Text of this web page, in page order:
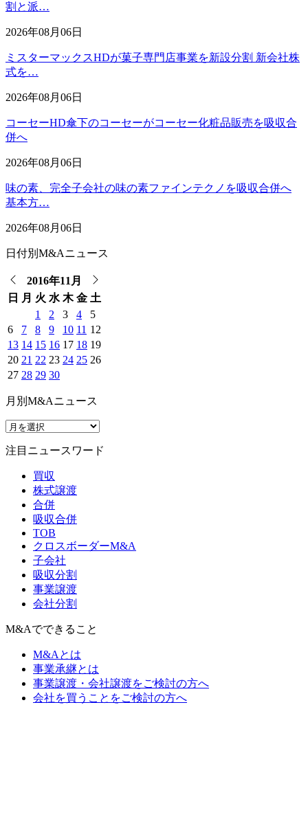
割と派…
2026年08月06日
ミスターマックスHDが菓子専門店事業を新設分割 新会社株
式を…
2026年08月06日
コーセーHD傘下のコーセーがコーセー化粧品販売を吸収合
併へ
2026年08月06日
味の素、完全子会社の味の素ファインテクノを吸収合併へ
基本方…
2026年08月06日
日付別M&Aニュース
2016年11月
日
月 火 水 木 金 土
1
2 3 4
5
6
7 8 9 10 11 12
13 14 15 16 17 18 19
20 21 22 23 24 25 26
27 28 29 30
月別M&Aニュース
注目ニュースワード
買収
株式譲渡
合併
吸収合併
TOB
クロスボーダーM&A
子会社
吸収分割
事業譲渡
会社分割
M&Aでできること
M&Aとは
事業承継とは
事業譲渡・会社譲渡をご検討の方へ
会社を買うことをご検討の方へ